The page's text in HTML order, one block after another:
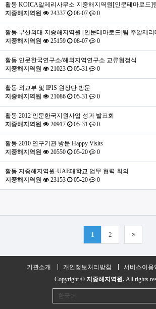
활동 KOICA알제리사무소 지중해지역원[인문테마로드]
지중해지역원
24337 08-07 0
활동 부산외대 지중해지역원 [인문테마로드]팀 주알제
지중해지역원
25159 08-07 0
활동 인문한국연구소/해외지역연구소 교류협정식
지중해지역원
21023 05-31 0
활동 외교부 및 IPIS 원장단 방문
지중해지역원
21086 05-31 0
활동 2012 인문한국지원사업 성과 발표회
지중해지역원
20917 05-31 0
활동 2010 연구기관 방문 Happy Visits
지중해지역원
20550 05-20 0
활동 지중해지역원-UAE대학교 업무 협력 회의
지중해지역원
23153 05-20 0
1 2
기관소개 개인정보처리방침 서비스이용
Copyright © 지중해지역원. All rights